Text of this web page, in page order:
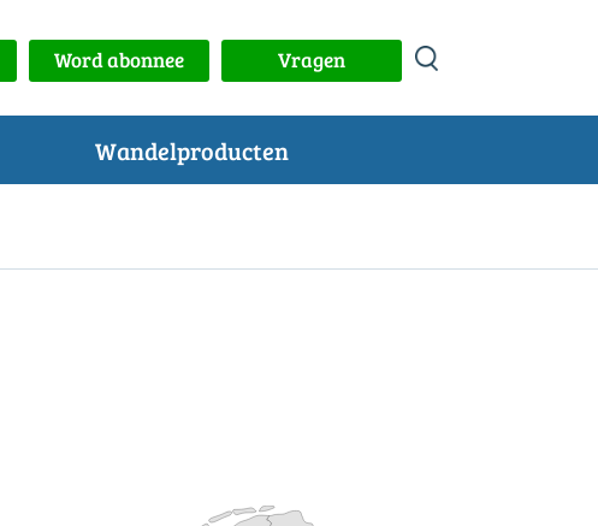
Word abonnee Vragen
Wandelproducten